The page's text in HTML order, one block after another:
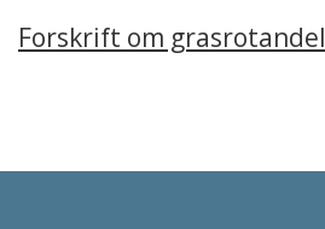
Forskrift om grasrotandel